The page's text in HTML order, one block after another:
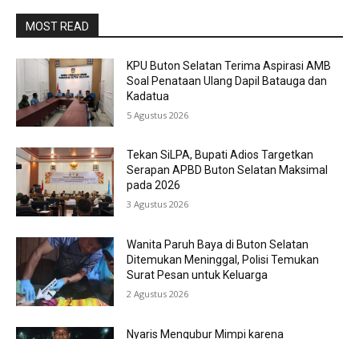
MOST READ
KPU Buton Selatan Terima Aspirasi AMB
Soal Penataan Ulang Dapil Batauga dan
Kadatua
5 Agustus 2026
Tekan SiLPA, Bupati Adios Targetkan
Serapan APBD Buton Selatan Maksimal
pada 2026
3 Agustus 2026
Wanita Paruh Baya di Buton Selatan
Ditemukan Meninggal, Polisi Temukan
Surat Pesan untuk Keluarga
2 Agustus 2026
Nyaris Mengubur Mimpi karena